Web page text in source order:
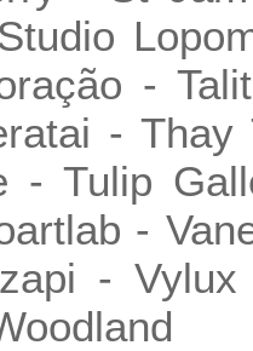
-
-
- Tulip
-
- Vylux